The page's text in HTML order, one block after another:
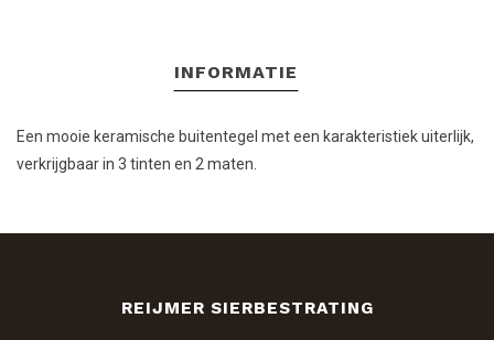
INFORMATIE
Een mooie keramische buitentegel met een karakteristiek uiterlijk,
verkrijgbaar in 3 tinten en 2 maten.
REIJMER SIERBESTRATING